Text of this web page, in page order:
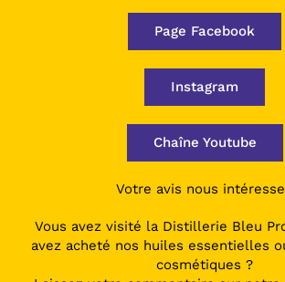
Page Facebook
Instagram
Chaîne Youtube
Votre avis nous
Vous avez visité la Distillerie Bleu
avez acheté nos huiles essentielles
cosmétiques ?